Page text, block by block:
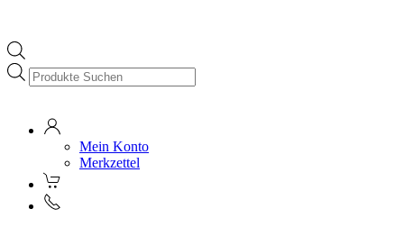
Products
search
Mein Konto
Merkzettel